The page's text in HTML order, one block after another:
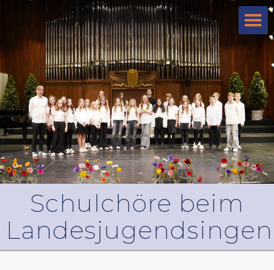
Schulchöre beim
Landesjugendsingen